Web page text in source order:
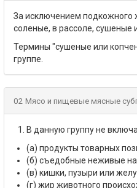
За исключением подкожного
соленые, в рассоле, сушеные
Термины "сушеные или
группе.
02 Мясо и пищевые мясные
В данную группу не
(а) продукты товарных
(б) съедобные неживые
(в) кишки, пузыри или
(г) жир животного